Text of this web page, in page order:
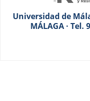
Universidad de
MÁLAGA · Tel.